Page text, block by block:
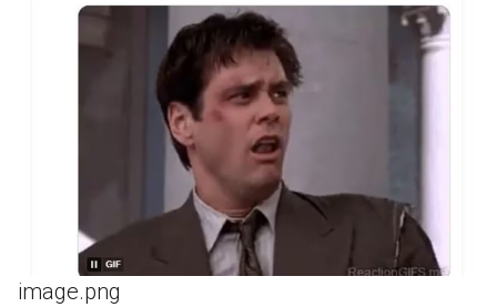
image.png